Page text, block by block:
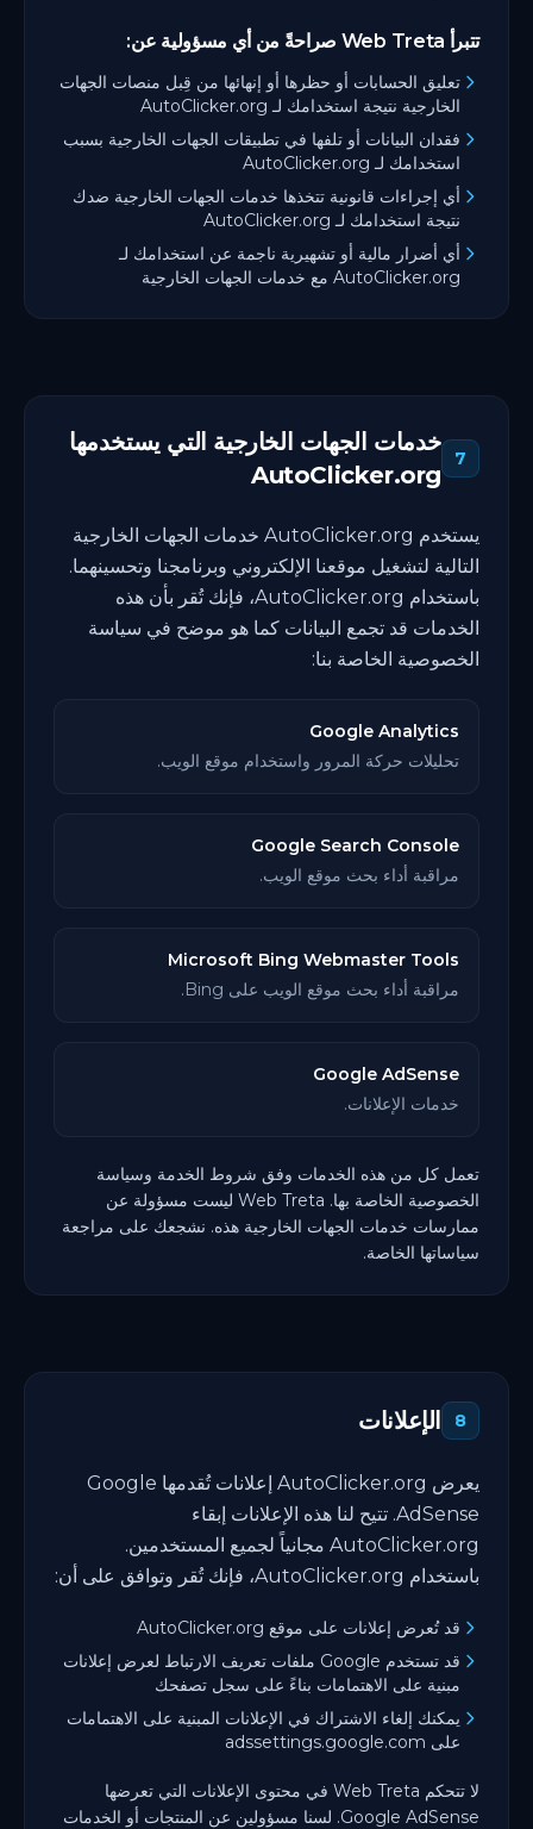
تتبرأ Web Treta صراحةً من أي مسؤولية عن:
تعليق الحسابات أو حظرها أو إنهائها من قِبل منصات الجهات
الخارجية نتيجة استخدامك لـ AutoClicker.org
فقدان البيانات أو تلفها في تطبيقات الجهات الخارجية بسبب
استخدامك لـ AutoClicker.org
أي إجراءات قانونية تتخذها خدمات الجهات الخارجية ضدك
نتيجة استخدامك لـ AutoClicker.org
أي أضرار مالية أو تشهيرية ناجمة عن استخدامك لـ
AutoClicker.org مع خدمات الجهات الخارجية
7
خدمات الجهات الخارجية التي يستخدمها
AutoClicker.org
يستخدم AutoClicker.org خدمات الجهات الخارجية
التالية لتشغيل موقعنا الإلكتروني وبرنامجنا وتحسينهما.
باستخدام AutoClicker.org، فإنك تُقر بأن هذه
الخدمات قد تجمع البيانات كما هو موضح في سياسة
الخصوصية الخاصة بنا:
Google Analytics
تحليلات حركة المرور واستخدام موقع الويب.
Google Search Console
مراقبة أداء بحث موقع الويب.
Microsoft Bing Webmaster Tools
مراقبة أداء بحث موقع الويب على Bing.
Google AdSense
خدمات الإعلانات.
تعمل كل من هذه الخدمات وفق شروط الخدمة وسياسة
الخصوصية الخاصة بها. Web Treta ليست مسؤولة عن
ممارسات خدمات الجهات الخارجية هذه. نشجعك على مراجعة
سياساتها الخاصة.
8 الإعلانات
يعرض AutoClicker.org إعلانات تُقدمها Google
AdSense. تتيح لنا هذه الإعلانات إبقاء
AutoClicker.org مجانياً لجميع المستخدمين.
باستخدام AutoClicker.org، فإنك تُقر وتوافق على أن:
قد تُعرض إعلانات على موقع AutoClicker.org
قد تستخدم Google ملفات تعريف الارتباط لعرض إعلانات
مبنية على الاهتمامات بناءً على سجل تصفحك
يمكنك إلغاء الاشتراك في الإعلانات المبنية على الاهتمامات
على adssettings.google.com
لا تتحكم Web Treta في محتوى الإعلانات التي تعرضها
Google AdSense. لسنا مسؤولين عن المنتجات أو الخدمات